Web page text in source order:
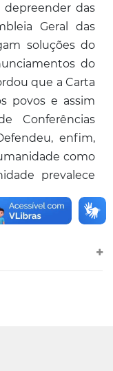
depreender das
Geral das
soluções do
do
que a Carta
povos e assim
Conferências
enfim,
como
prevalece